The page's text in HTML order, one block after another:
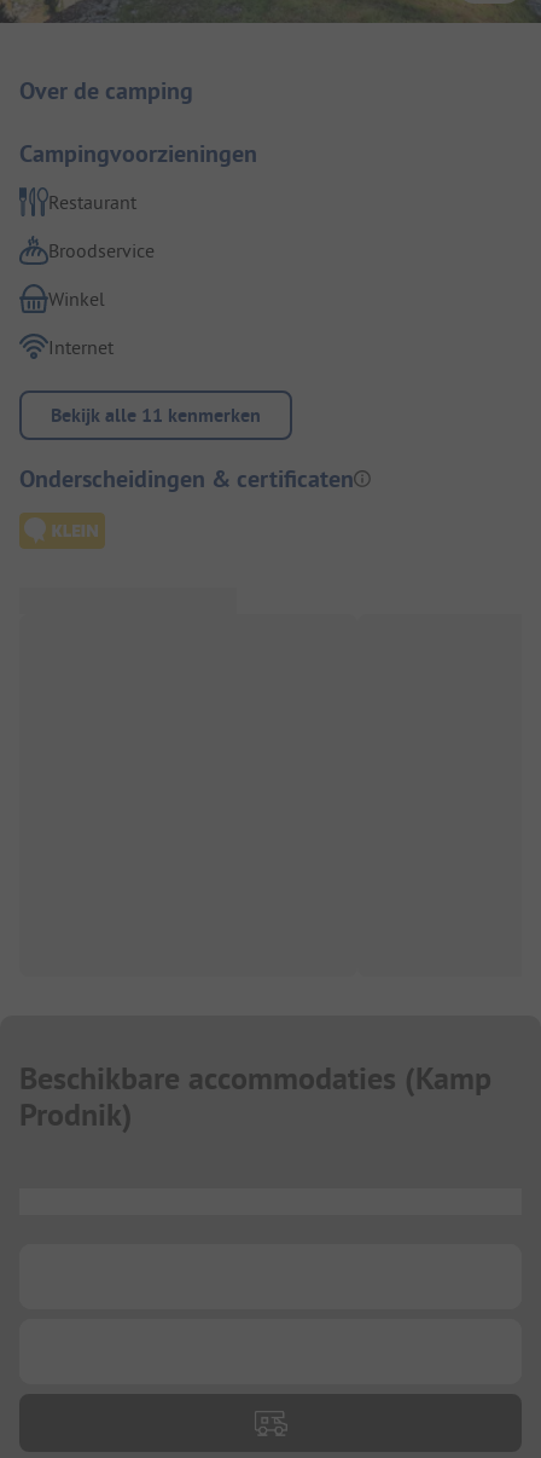
Over de camping
Campingvoorzieningen
Restaurant
Broodservice
Winkel
Internet
Bekijk alle 11 kenmerken
Onderscheidingen & certificaten
Beschikbare accommodaties (Kamp
Prodnik)